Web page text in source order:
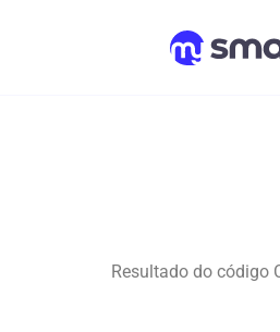
Resultado do código